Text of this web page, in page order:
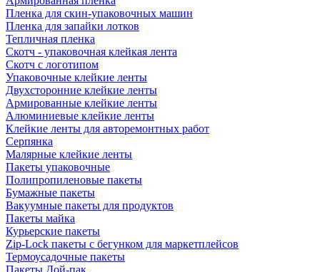
Пленка для скин-упаковочных машин
Пленка для запайки лотков
Тепличная пленка
Скотч - упаковочная клейкая лента
Скотч с логотипом
Упаковочные клейкие ленты
Двухсторонние клейкие ленты
Армированные клейкие ленты
Алюминиевые клейкие ленты
Клейкие ленты для авторемонтных работ
Серпянка
Малярные клейкие ленты
Пакеты упаковочные
Полипропиленовые пакеты
Бумажные пакеты
Вакуумные пакеты для продуктов
Пакеты майка
Курьерские пакеты
Zip-Lock пакеты с бегунком для маркетплейсов
Термоусадочные пакеты
Пакеты Дой-пак